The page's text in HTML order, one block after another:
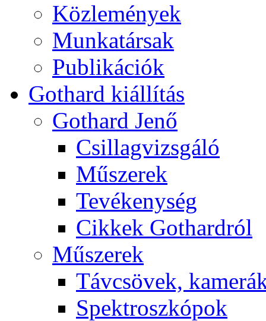
Köz­le­mé­nyek
Mun­ka­tár­sak
Pub­li­ká­ci­ók
Got­hard ki­ál­lí­tás
Got­hard Je­nő
Csil­lag­vizs­gá­ló
Mű­sze­rek
Te­vé­keny­ség
Cik­kek Got­hard­ról
Mű­sze­rek
Táv­csö­vek,
Spekt­rosz­kó­pok